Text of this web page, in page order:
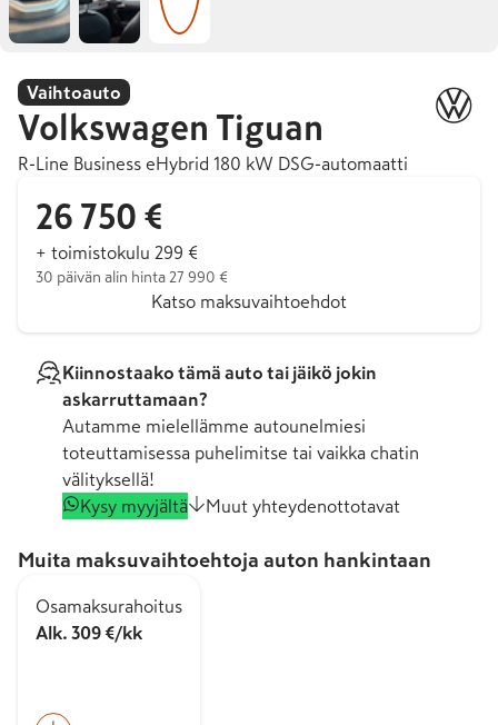
Vaihtoauto
Volkswagen Tiguan
R-Line Business eHybrid 180 kW DSG-automaatti
26 750 €
+ toimistokulu 299 €
30 päivän alin hinta 27 990 €
Katso maksuvaihtoehdot
Kiinnostaako tämä auto tai jäikö jokin
askarruttamaan?
Autamme mielellämme autounelmiesi
toteuttamisessa puhelimitse tai vaikka chatin
välityksellä!
Kysy myyjältä
Muut yhteydenottotavat
Muita maksuvaihtoehtoja auton hankintaan
Osamaksurahoitus
Alk. 309 €/kk